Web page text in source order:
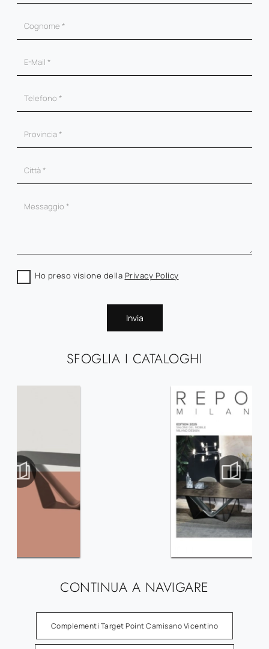
SFOGLIA I CATALOGHI
CONTINUA A NAVIGARE
Complementi Target Point Camisano Vicentino
Ho preso visione della Privacy Policy
Invia